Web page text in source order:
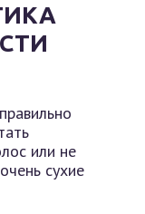
или не
сухие